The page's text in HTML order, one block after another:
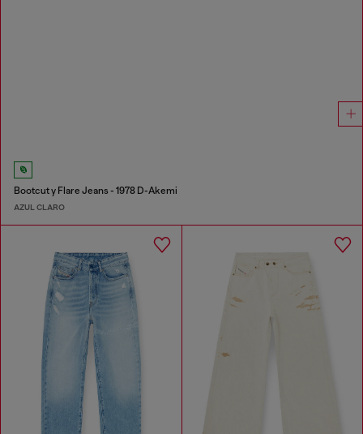
Bootcut y Flare Jeans - 1978 D-Akemi
AZUL CLARO